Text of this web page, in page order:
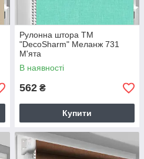
Рулонна штора TM
"DecoSharm" Меланж 731
М'ята
В наявності
562 ₴
Купити